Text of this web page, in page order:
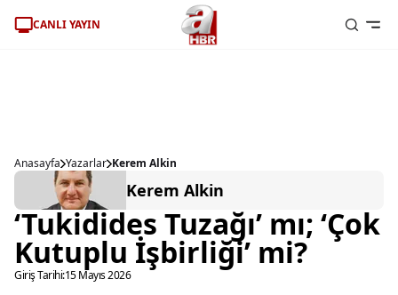
CANLI YAYIN
Anasayfa Yazarlar Kerem Alkin
Kerem Alkin
‘Tukidides Tuzağı’ mı; ‘Çok
Kutuplu İşbirliği’ mi?
Giriş Tarihi:15 Mayıs 2026